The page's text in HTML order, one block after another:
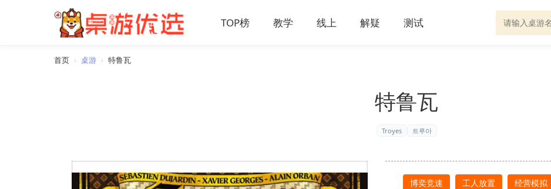
TOP榜 教学 线上 解疑 测试
首页 › 桌游 › 特鲁瓦
特鲁瓦
Troyes 트루아
博奕竞速 工人放置 经营模拟